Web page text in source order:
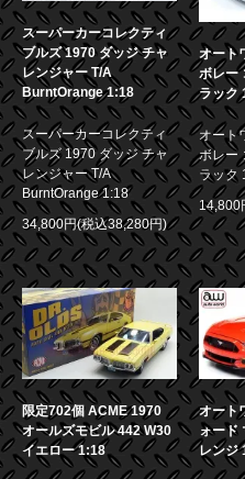
スーパーカーコレクティ
ブルズ 1970 ダッジ チャ
レンジャー T/A
BurntOrange 1:18
スーパーカーコレクティ
ブルズ 1970 ダッジ チャ
レンジャー T/A
BurntOrange 1:18
34,800円(税込38,280円)
オート
ボレー
ラック
オート
ボレー
ラック
14,800
限定702個 ACME 1970
オールズモビル 442 W30
イエロー 1:18
オート
ォード
レンジ